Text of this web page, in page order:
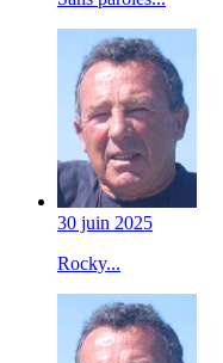
30 juin 2025
Rocky...